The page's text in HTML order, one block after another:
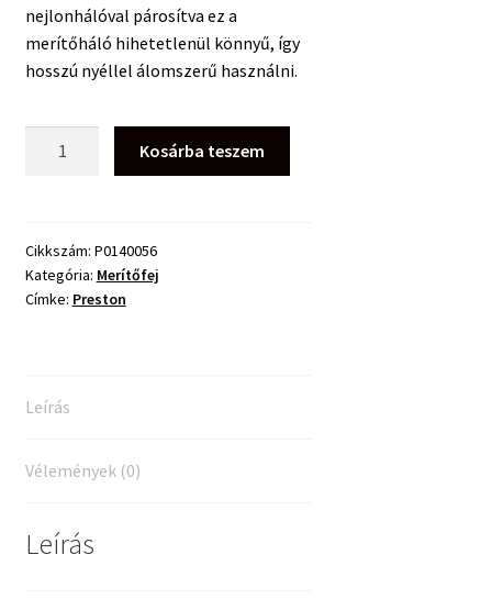
nejlonhálóval párosítva ez a
merítőháló hihetetlenül könnyű, így
hosszú nyéllel álomszerű használni.
Net
18
mennyiség
Kosárba teszem
Cikkszám: P0140056
Kategória: Merítőfej
Címke: Preston
Leírás
Vélemények (0)
Leírás